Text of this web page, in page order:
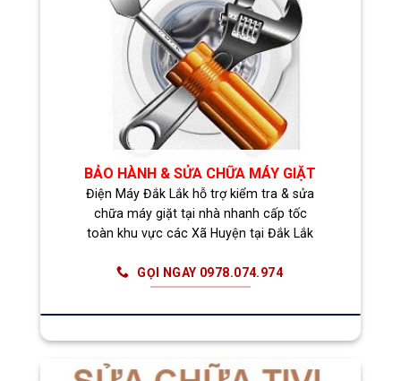
BẢO HÀNH & SỬA CHỮA MÁY GIẶT
Điện Máy Đắk Lắk hỗ trợ kiểm tra & sửa
chữa máy giặt tại nhà nhanh cấp tốc
toàn khu vực các Xã Huyện tại Đắk Lắk
GỌI NGAY 0978.074.974